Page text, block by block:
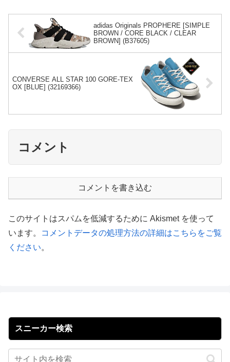
adidas Originals PROPHERE [SIMPLE
BROWN / CORE BLACK / CLEAR
BROWN] (B37605)
CONVERSE ALL STAR 100 GORE-TEX
OX [BLUE] (32169366)
コメント
コメントを書き込む
このサイトはスパムを低減するために Akismet を使って
います。
コメントデータの処理方法の詳細はこちらをご覧
ください。
スニーカー検索